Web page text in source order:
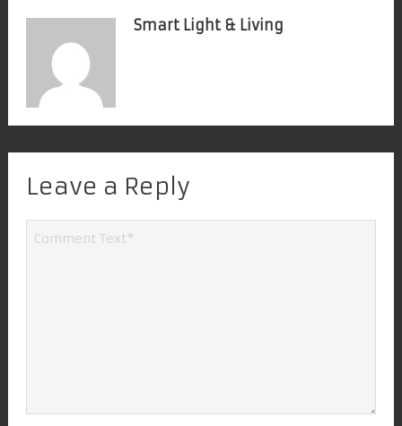
Smart Light & Living
Leave a Reply